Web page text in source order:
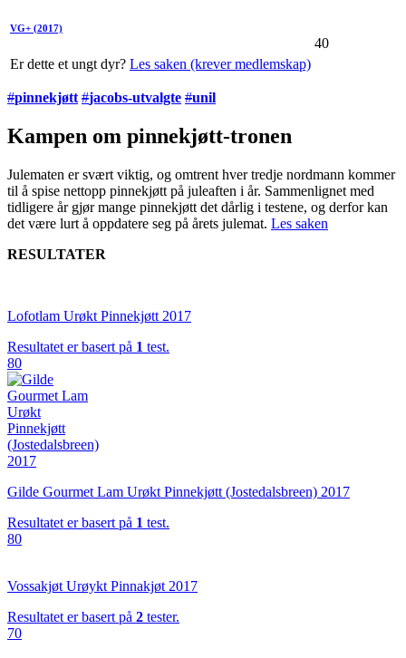
VG+ (2017)
Er dette et ungt dyr? Les saken (krever medlemskap)
40
#pinnekjøtt #jacobs-utvalgte #unil
Kampen om pinnekjøtt-tronen
Julematen er svært viktig, og omtrent hver tredje nordmann kommer
til å spise nettopp pinnekjøtt på juleaften i år. Sammenlignet med
tidligere år gjør mange pinnekjøtt det dårlig i testene, og derfor kan
det være lurt å oppdatere seg på årets julemat. Les saken
RESULTATER
Lofotlam Urøkt Pinnekjøtt 2017
Resultatet er basert på 1 test.
80
Gilde Gourmet Lam Urøkt Pinnekjøtt (Jostedalsbreen) 2017
Resultatet er basert på 1 test.
80
Vossakjøt Urøykt Pinnakjøt 2017
Resultatet er basert på 2 tester.
70